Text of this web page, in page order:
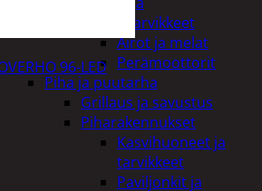
veneilytarvikkeet
Airot ja melat
Perämoottorit
Piha ja puutarha
Grillaus ja savustus
Piharakennukset
Kasvihuoneet ja
tarvikkeet
Paviljonkit ja
96-LED